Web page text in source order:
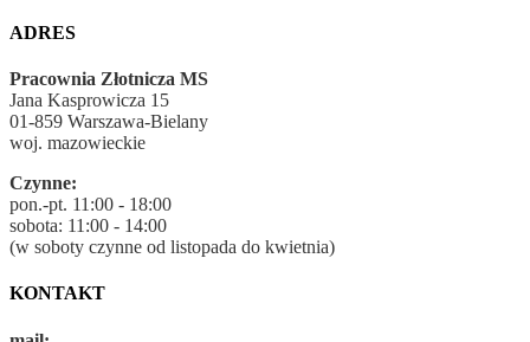
ADRES
Pracownia Złotnicza MS
Jana Kasprowicza 15
01-859 Warszawa-Bielany
woj. mazowieckie
Czynne:
pon.-pt. 11:00 - 18:00
sobota: 11:00 - 14:00
(w soboty czynne od listopada do kwietnia)
KONTAKT